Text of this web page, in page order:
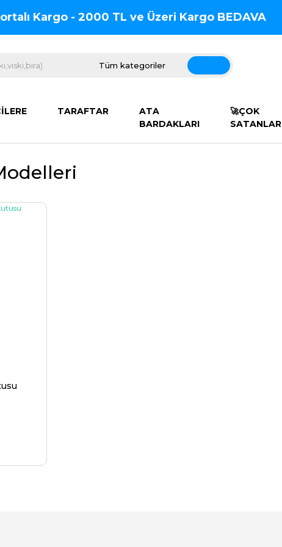
Kargo - 2000 TL ve Üzeri Kargo BEDAVA
TARAFTAR
ATA
BARDAKLARI
🚀ÇOK
SATANLAR